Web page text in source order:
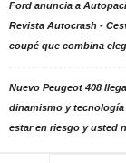
Ford anuncia a
Revista Autocrash -
coupé que combina
Nuevo Peugeot 408
dinamismo y
estar en riesgo y usted